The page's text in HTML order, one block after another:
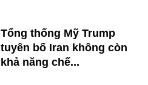
Tổng thống Mỹ Trump
tuyên bố Iran không còn
khả năng chế...